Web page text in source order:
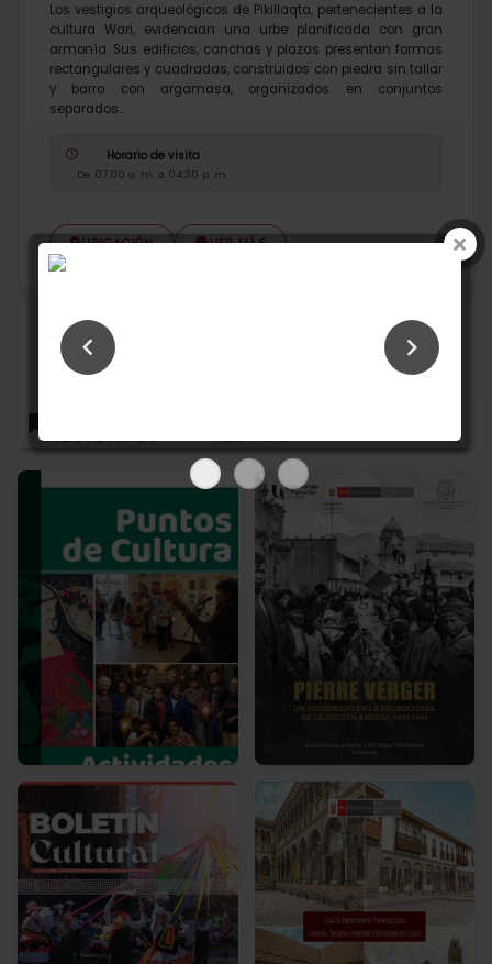
Los vestigios arqueológicos de Pikillaqta, pertenecientes a la
cultura Wari, evidencian una urbe planificada con gran
armonía. Sus edificios, canchas y plazas presentan formas
rectangulares y cuadradas, construidos con piedra sin tallar
y barro con argamasa, organizados en conjuntos
separados...
Horario de visita
De 07:00 a. m. a 04:30 p. m.
UBICACIÓN VER MÁS